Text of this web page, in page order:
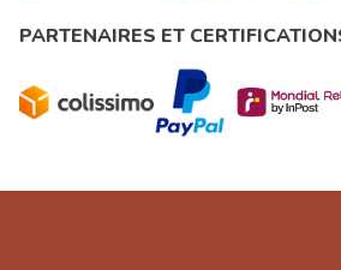
PARTENAIRES ET